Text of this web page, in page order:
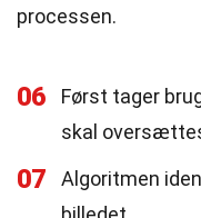
processen.
06
Først tager
skal
07
Algoritmen